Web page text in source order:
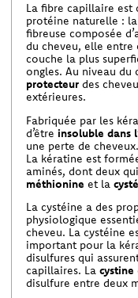
La fibre capillaire est
protéine naturelle : la
fibreuse composée
du cheveu, elle entre
couche la plus
ongles. Au niveau du
protecteurdes
extérieures.
Fabriquée par les
d’être insoluble dans
une perte de cheveux.
La kératine est
aminés, dont deux
méthionine et la
La cystéine a des
physiologique
cheveu. La cystéine
important pour la
disulfures qui
capillaires. La cystine
disulfure entre deux